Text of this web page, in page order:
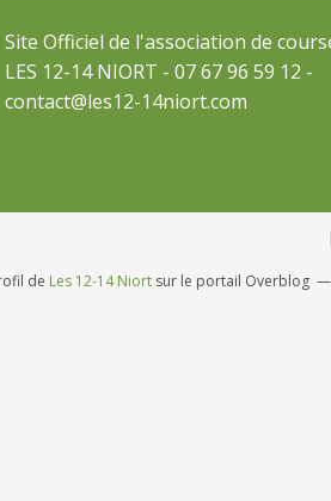
Site Officiel de l'association de
LES 12-14 NIORT - 07 67 96 59 12 -
contact@les12-14niort.com
de Les 12-14 Niort sur le portail Overblog